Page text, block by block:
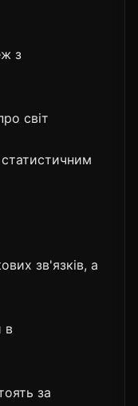
з
світ
статистичним
зв'язків, а
в
за